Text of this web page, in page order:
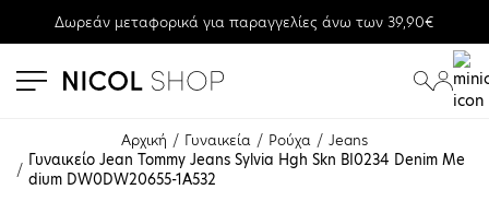
Δωρεάν μεταφορικά για παραγγελίες άνω των 39,90€
Αρχική Γυναικεία Ρούχα
Jeans
Γυναικείο Jean Tommy Jeans Sylvia Hgh Skn BI0234 Denim Me
dium DW0DW20655-1A532